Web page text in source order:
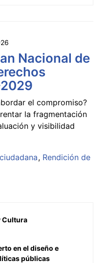
Nacional de
el compromiso?
la fragmentación
y visibilidad
Rendición de
Cultura
en el diseño e
públicas